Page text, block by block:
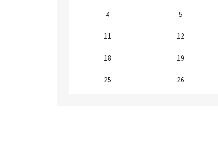
4 5
11 12
18 19
25 26